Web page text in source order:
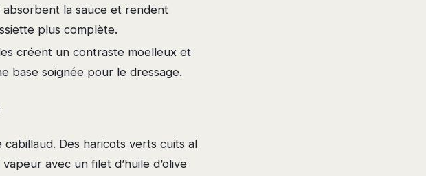
absorbent la sauce et rendent
plus complète.
créent un contraste moelleux et
base soignée pour le dressage.
Des haricots verts cuits al
avec un filet d’huile d’olive